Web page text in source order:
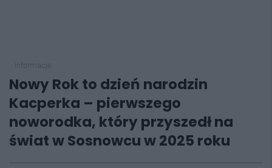
Nowy Rok to dzień narodzin
Kacperka – pierwszego
noworodka, który przyszedł na
świat w Sosnowcu w 2025 roku